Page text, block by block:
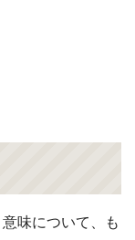
味について、も